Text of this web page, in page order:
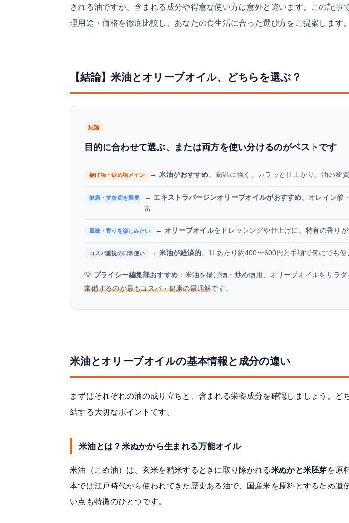
される油ですが、含まれる成分や得意な使い方は意外と違います。この記事
理用途・価格を徹底比較し、あなたの食生活に合った選び方をご提案します。
【結論】米油とオリーブオイル、どちらを選ぶ？
結論
目的に合わせて選ぶ、または両方を使い分けるのがベストです
揚げ物・炒め物メイン → 米油がおすすめ。高温に強く、カラッと仕上がり、油の変
健康・抗炎症を重視 → エキストラバージンオリーブオイルがおすすめ。オレイン酸
富
風味・香りを楽しみたい → オリーブオイルをドレッシングや仕上げに。特有の香り
コスパ重視の日常使い → 米油が経済的。1Lあたり約400〜600円と手頃で何にでも使
💡 プライシー編集部おすすめ ：米油を揚げ物・炒め物用、オリーブオイルをサラ
常備するのが最もコスパ・健康の最適解です。
米油とオリーブオイルの基本情報と成分の違い
まずはそれぞれの油の成り立ちと、含まれる栄養成分を確認しましょう。ど
結する大切なポイントです。
米油とは？米ぬかから生まれる万能オイル
米油（こめ油）は、玄米を精米するときに取り除かれる米ぬかと米胚芽を原
本では江戸時代から使われてきた歴史ある油で、国産米を原料とするため遺
い点も特徴のひとつです。